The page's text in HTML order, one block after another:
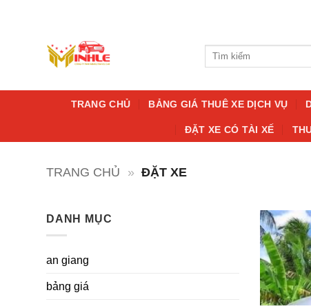
Tìm
TRANG CHỦ BẢNG GIÁ THUÊ XE DỊCH VỤ
ĐẶT XE CÓ TÀI XẾ
TRANG CHỦ » ĐẶT XE
DANH MỤC
an giang
bảng giá